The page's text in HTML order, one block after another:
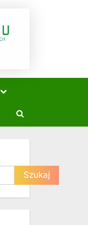
Toggle
Toggle
Szukaj